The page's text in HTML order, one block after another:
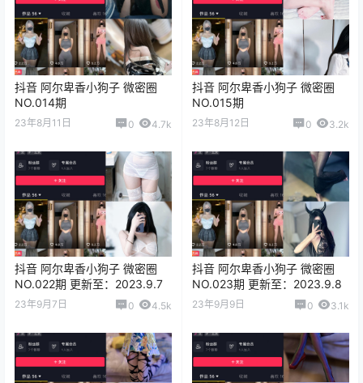
抖音 阿尔卑香小狗子 微密圈
NO.014期
23年8月11日 0 4.7k
抖音 阿尔卑香小狗子 微密圈
NO.015期
23年8月12日 0 3.2k
抖音 阿尔卑香小狗子 微密圈
NO.022期 更新至：2023.9.7
23年9月7日 0 4.5k
抖音 阿尔卑香小狗子 微密圈
NO.023期 更新至：2023.9.8
23年9月9日 0 3.1k